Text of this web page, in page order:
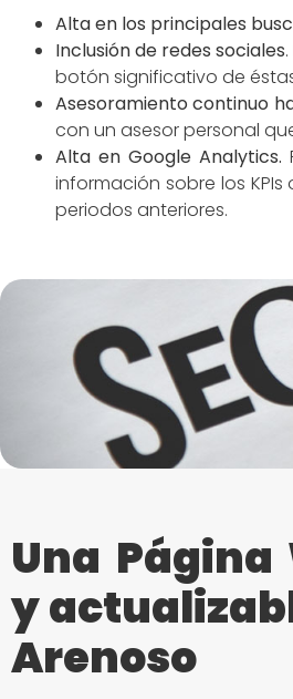
Alta en los principales
Inclusión de redes sociales.
botón significativo de
Asesoramiento continuo
con un asesor personal
Alta en Google Analytics.
información sobre los
periodos anteriores.
Una
y
Arenoso